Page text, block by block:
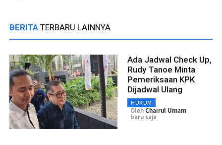
BERITA TERBARU LAINNYA
Ada Jadwal Check Up,
Rudy Tanoe Minta
Pemeriksaan KPK
Dijadwal Ulang
HUKUM
Oleh Chairul Umam
baru saja